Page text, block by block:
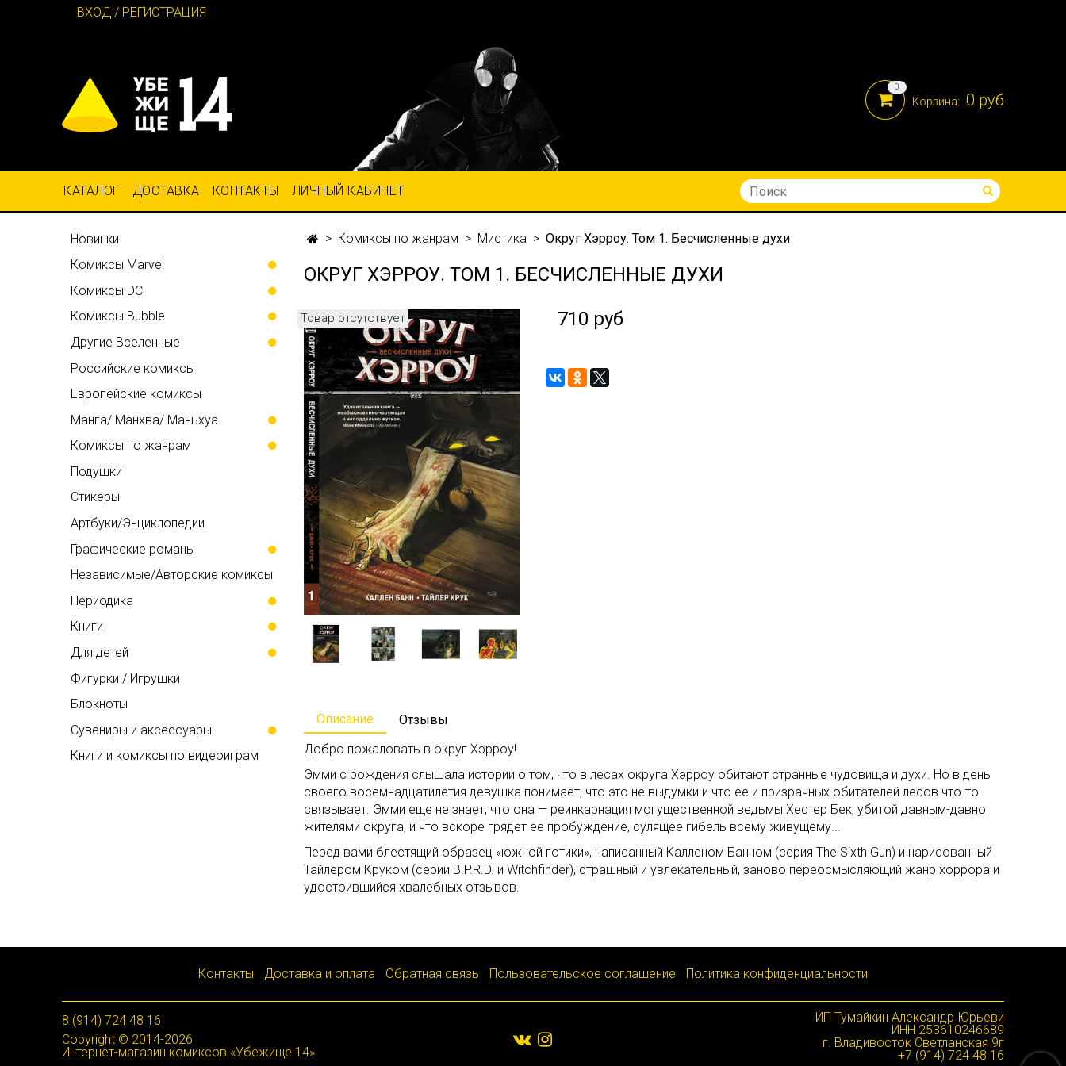
ВХОД / РЕГИСТРАЦИЯ
0
Корзина: 0 руб
КАТАЛОГ ДОСТАВКА КОНТАКТЫ ЛИЧНЫЙ КАБИНЕТ
Комиксы по жанрам Мистика Округ Хэрроу. Том 1. Бесчисленные духи
ОКРУГ ХЭРРОУ. ТОМ 1. БЕСЧИСЛЕННЫЕ ДУХИ
Товар отсутствует 710 руб
Описание
Добро пожаловать в округ Хэрроу!
Эмми с рождения слышала истории о том, что в лесах округа Хэрроу обитают странные чудовища и духи. Но в день
своего восемнадцатилетия девушка понимает, что это не выдумки и что ее и призрачных обитателей лесов что-то
связывает. Эмми еще не знает, что она — реинкарнация могущественной ведьмы Хестер Бек, убитой давным-давно
жителями округа, и что вскоре грядет ее пробуждение, сулящее гибель всему живущему...
Перед вами блестящий образец «южной готики», написанный Калленом Банном (серия The Sixth Gun) и нарисованный
Тайлером Круком (серии B.P.R.D. и Witchfinder), страшный и увлекательный, заново переосмысляющий жанр хоррора и
удостоившийся хвалебных отзывов.
Отзывы
Новинки
Комиксы Marvel
Комиксы DC
Комиксы Bubble
Другие Вселенные
Российские комиксы
Европейские комиксы
Манга/ Манхва/ Маньхуа
Комиксы по жанрам
Подушки
Стикеры
Артбуки/Энциклопедии
Графические романы
Независимые/Авторские комиксы
Периодика
Книги
Для детей
Фигурки / Игрушки
Блокноты
Сувениры и аксессуары
Книги и комиксы по видеоиграм
Контакты Доставка и оплата Обратная связь Пользовательское соглашение Политика конфиденциальности
8 (914) 724 48 16
Copyright © 2014-2026
Интернет-магазин комиксов «Убежище 14»
ИП Тумайкин Александр Юрьеви
ИНН 253610246689
г. Владивосток Светланская 9г
+7 (914) 724 48 16